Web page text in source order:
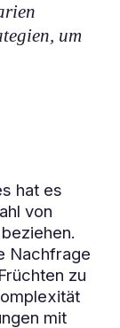
um
hat es
von
Nachfrage
zu
mit